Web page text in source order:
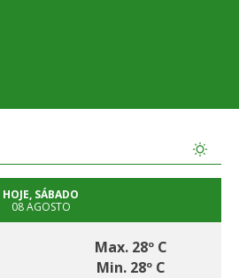
HOJE, SÁBADO
08 AGOSTO
Max. 28º C
Min. 28º C